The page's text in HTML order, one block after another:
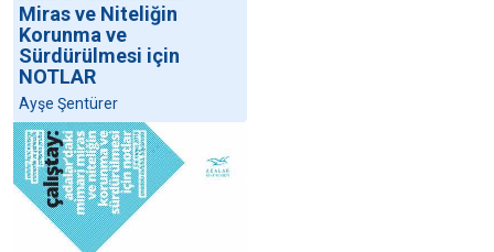
Miras ve Niteliğin
Korunma ve
Sürdürülmesi için
NOTLAR
Ayşe Şentürer